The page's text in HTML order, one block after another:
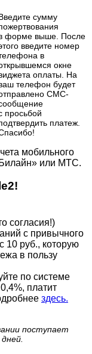
сумму
форме выше. После
введите номер
в
окне
оплаты. На
телефон будет
СМС-
просьбой
платеж.
мобильного
или МТС.
согласия!)
с привычного
10 руб., которую
в пользу
по cистеме
платит
здесь.
поступает